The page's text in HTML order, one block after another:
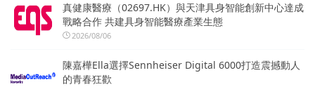
真健康醫療（02697.HK）與天津具身智能創新中心達成
戰略合作 共建具身智能醫療產業生態
2026/08/06
陳嘉樺Ella選擇Sennheiser Digital 6000打造震撼動人
的青春狂歡